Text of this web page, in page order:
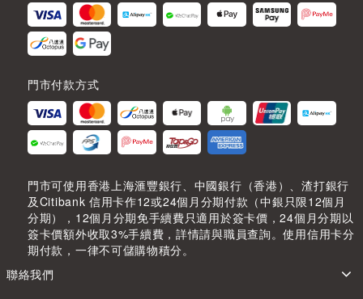
門市付款方式
門市可使用香港上海滙豐銀行、中國銀行（香港）、渣打銀行
及Citibank 信用卡作12或24個月分期付款（中銀只限12個月
分期），12個月分期免手續費只適用於簽卡價，24個月分期以
簽卡價額外收取3%手續費，詳情請與職員查詢。使用信用卡分
期付款，一律不可儲購物積分。
聯絡我們